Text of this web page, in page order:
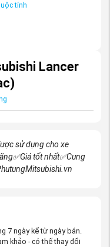
tính
Lancer
sử dụng cho xe
✅Giá tốt nhất✅Cung
7 ngày kể từ ngày bán.
khảo - có thể thay đổi